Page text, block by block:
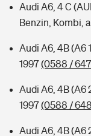
Audi A6, 4 C
Benzin, Kombi,
Audi A6, 4B (A6
1997(0588 /
Audi A6, 4B (A6
1997(0588 /
Audi A6, 4B (A6